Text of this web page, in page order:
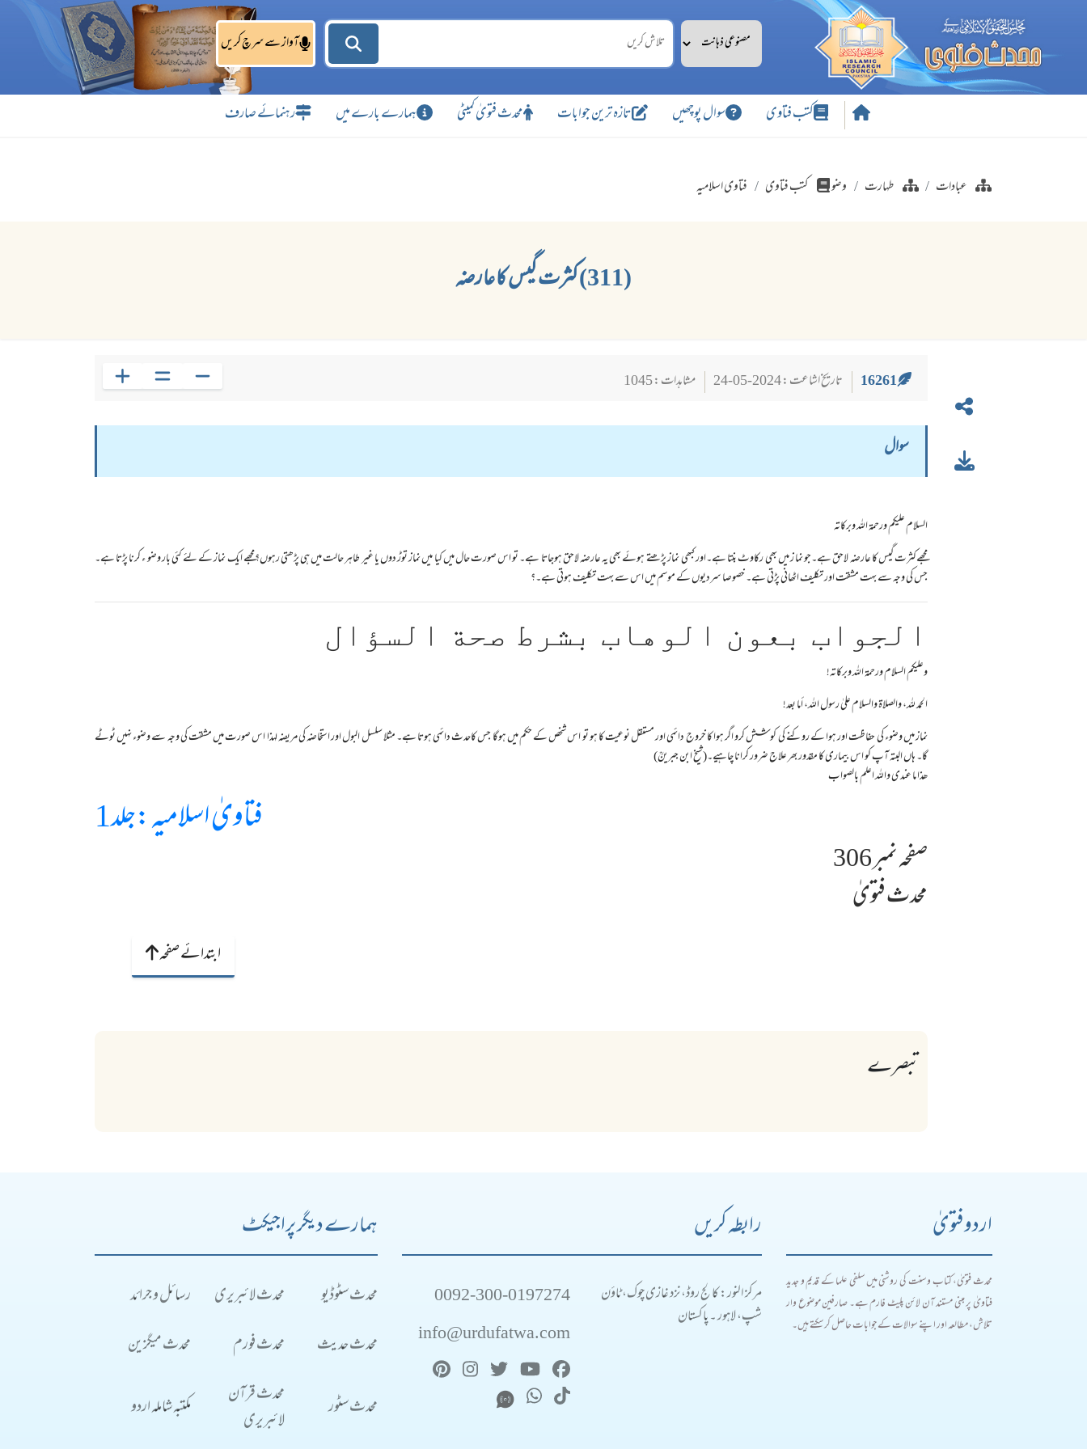
آواز سے سرچ کریں
کتب فتاوی سوال پوچھیں تازہ ترین جوابات محدث فتویٰ کمیٹی ہمارے بارے میں رہنمائے صارف
عبادات طہارت وضو کتب فتاوی فتاوی اسلامیہ
(311) کثرت گیس کا عارضہ
16261 تاریخ اشاعت : 2024-05-24 مشاہدات : 1045
سوال
السلام عليكم ورحمة الله وبركاته
مجھےکثرت گیس کا عارضہ لاحق ہے۔جو نما ز میں بھی رکاوٹ بنتا ہے۔اور کبھی نماز پڑھتے ہوئے بھی یہ عارضہ لاحق ہوجاتا ہے۔ تو اس صورت حال میں کیا میں نماز توڑ دوں یا غیر طاہر حالت میں ہی پڑھتی رہوں؟مجھے ایک نماز کے لئے کئی بار وضو ء کرنا پڑتا ہے۔
جس کی وجہ سے بہت مشقت اور تکلیف اٹھانی پڑتی ہے۔ خصوصا سردیوں کے موسم میں اس سے بہت تکلیف ہوتی ہے۔؟
الجواب بعون الوهاب بشرط صحة السؤال
وعلیکم السلام ورحمة الله وبرکاته!
الحمد لله، والصلاة والسلام علىٰ رسول الله، أما بعد!
نماز میں وضوء کی حفاظت اور ہوا کے روکنے کی کوشش کرو اگر ہوا کا خروج دائمی اور مستقل نوعیت کا ہو تو اس شخص کے حکم میں ہوگا جس کاحدث دائمی ہوتا ہے۔ مثلا سلسل البول اور استخاضہ کی مریضہ لہذا اس صورت میں مشقت کی وجہ سے وضوء نہیں ٹوٹے
گا۔ ہاں البتہ آپ کو اس بیماری کا مقدور بھر علاج ضرور کرانا چاہیے۔(شیخ ابن جبرینؒ)
ھذا ما عندی واللہ اعلم بالصواب
فتاویٰ اسلامیہ :جلد1
صفحہ نمبر 306
محدث فتویٰ
ابتدائے صفحہ
تبصرے
اردو فتویٰ
محدث فتویٰ، کتاب و سنت کی روشنی میں سلفی علما کے قدیم و جدید
فتاویٰ پر مبنی مستند آن لائن پلیٹ فارم ہے۔ صارفین موضوع وار
تلاش، مطالعہ اور اپنے سوالات کے جوابات حاصل کر سکتے ہیں۔
رابطہ کریں
مرکز النور: کالج روڈ، نزد غازی چوک، ٹاؤن
شپ، لاہور ۔ پاکستان
0092-300-0197274
info@urdufatwa.com
ہمارے دیگر پراجیکٹ
محدث سٹوڈیو محدث لائبریری
رسائل و جرائد
محدث حدیث
محدث فورم محدث میگزین
محدث سٹور
محدث قرآن
لائبریری
مکتبہ شاملہ اردو